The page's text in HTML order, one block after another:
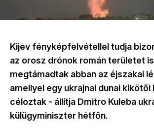
Kijev fényképfelvétellel tudja
az orosz drónok román területet is
megtámadtak abban az éjszakai
amellyel egy ukrajnai dunai
céloztak - állítja Dmitro Kuleba
külügyminiszter hétfőn.